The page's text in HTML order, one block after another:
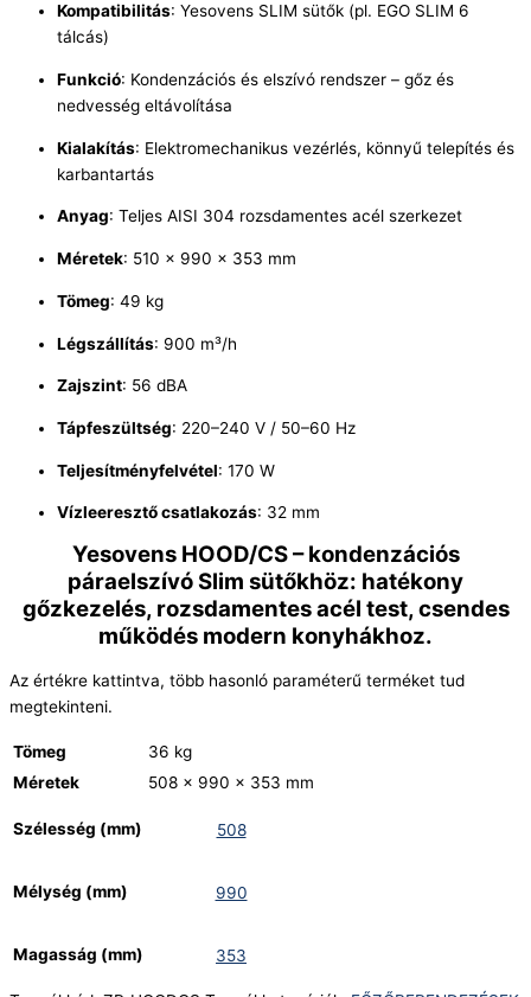
Kompatibilitás: Yesovens SLIM sütők (pl. EGO SLIM 6
tálcás)
Funkció: Kondenzációs és elszívó rendszer – gőz és
nedvesség eltávolítása
Kialakítás: Elektromechanikus vezérlés, könnyű telepítés és
karbantartás
Anyag: Teljes AISI 304 rozsdamentes acél szerkezet
Méretek: 510 × 990 × 353 mm
Tömeg: 49 kg
Légszállítás: 900 m³/h
Zajszint: 56 dBA
Tápfeszültség: 220–240 V / 50–60 Hz
Teljesítményfelvétel: 170 W
Vízleeresztő csatlakozás: 32 mm
Yesovens HOOD/CS – kondenzációs
páraelszívó Slim sütőkhöz: hatékony
gőzkezelés, rozsdamentes acél test, csendes
működés modern konyhákhoz.
Az értékre kattintva, több hasonló paraméterű terméket tud
megtekinteni.
Tömeg
36 kg
Méretek
508 × 990 × 353 mm
Szélesség (mm) 508
Mélység (mm) 990
Magasság (mm) 353